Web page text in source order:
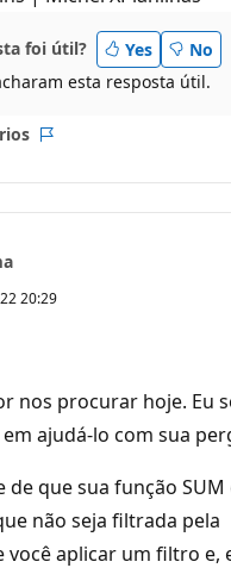
foi útil? Yes
No
esta resposta útil.
20:29
nos procurar hoje. Eu
ajudá-lo com sua
de que sua função SUM
não seja filtrada pela
você aplicar um filtro e,